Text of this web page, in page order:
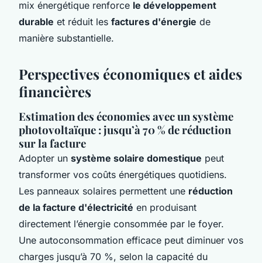
mix énergétique renforce le développement
durable et réduit les factures d'énergie de
manière substantielle.
Perspectives économiques et aides
financières
Estimation des économies avec un système
photovoltaïque : jusqu’à 70 % de réduction
sur la facture
Adopter un système solaire domestique peut
transformer vos coûts énergétiques quotidiens.
Les panneaux solaires permettent une réduction
de la facture d'électricité en produisant
directement l’énergie consommée par le foyer.
Une autoconsommation efficace peut diminuer vos
charges jusqu’à 70 %, selon la capacité du